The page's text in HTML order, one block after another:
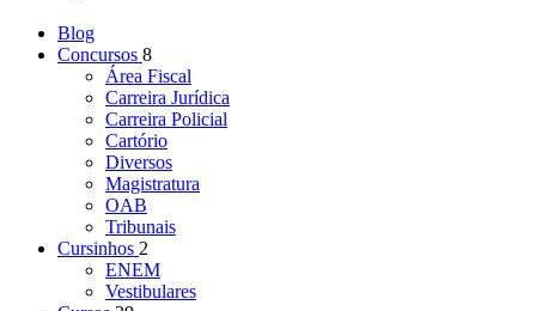
Blog
Concursos 8
Área Fiscal
Carreira Jurídica
Carreira Policial
Cartório
Diversos
Magistratura
OAB
Tribunais
Cursinhos 2
ENEM
Vestibulares